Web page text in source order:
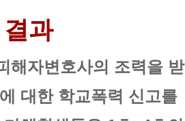
과
해자변호사의 조력을 받
대한 학교폭력 신고를